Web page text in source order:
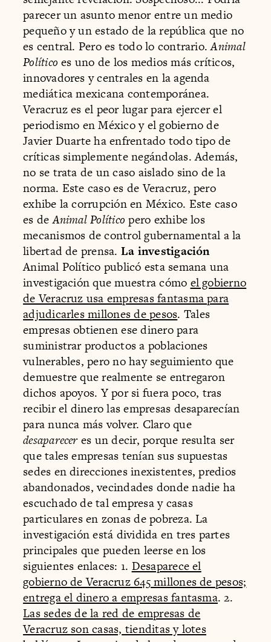
parecer un asunto menor entre un medio
pequeño y un estado de la república que no
es central. Pero es todo lo contrario.Animal
Político es uno de los medios más críticos,
innovadores y centrales en la agenda
mediática mexicana contemporánea.
Veracruz es el peor lugar para ejercer el
periodismo en México y el gobierno de
Javier Duarte ha enfrentado todo tipo de
críticas simplemente negándolas. Además,
no se trata de un caso aislado sino de la
norma. Este caso es de Veracruz, pero
exhibe la corrupción en México. Este caso
es deAnimal Político pero exhibe los
mecanismos de control gubernamental a la
libertad de prensa. La investigación
Animal Político publicó esta semana una
investigación que muestra cómo el gobierno
de Veracruz usa empresas fantasma para
adjudicarles millones de pesos. Tales
empresas obtienen ese dinero para
suministrar productos a poblaciones
vulnerables, pero no hay seguimiento que
demuestre que realmente se entregaron
dichos apoyos. Y por si fuera poco, tras
recibir el dinero las empresas desaparecían
para nunca más volver. Claro que
desapareceres un decir, porque resulta ser
que tales empresas tenían sus supuestas
sedes en direcciones inexistentes, predios
abandonados, vecindades donde nadie ha
escuchado de tal empresa y casas
particulares en zonas de pobreza. La
investigación está dividida en tres partes
principales que pueden leerse en los
siguientes enlaces: 1. Desaparece el
gobierno de Veracruz 645 millones de pesos;
entrega el dinero a empresas fantasma. 2.
Las sedes de la red de empresas de
Veracruz son casas, tienditas y lotes